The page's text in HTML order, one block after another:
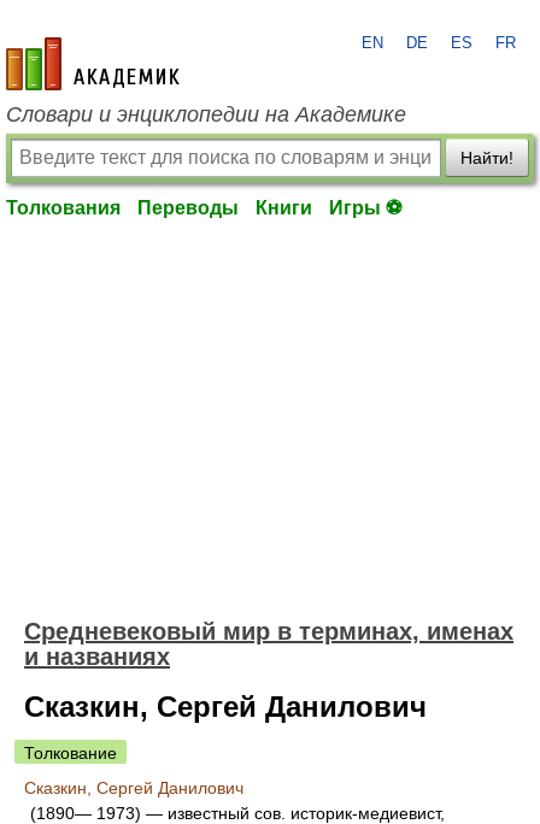
academic.ru
EN DE ES FR
Словари и энциклопедии на Академике
Найти!
Толкования Переводы Книги Игры ⚽
Средневековый мир в терминах, именах
и названиях
Сказкин, Сергей Данилович
Толкование
Сказкин, Сергей Данилович
(1890— 1973) — известный сов. историк-медиевист,